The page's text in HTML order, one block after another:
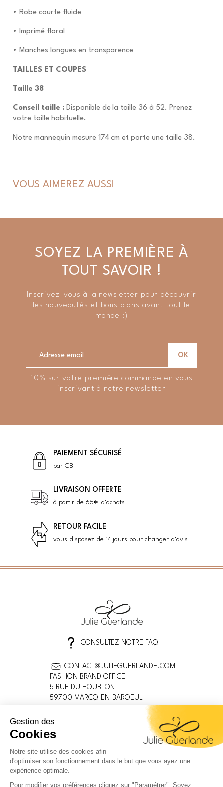
• Robe courte fluide
• Imprimé floral
• Manches longues en transparence
TAILLES ET COUPES
Taille 38
Conseil taille : Disponible de la taille 36 à 52. Prenez
votre taille habituelle.
Notre mannequin mesure 174 cm et porte une taille 38.
VOUS AIMEREZ AUSSI
SOYEZ LA PREMIÈRE À
TOUT SAVOIR !
Inscrivez-vous à la newsletter pour découvrir
les nouveautés et bons plans avant tout le
monde :)
10% sur votre première commande en vous
inscrivant à notre newsletter
PAIEMENT SÉCURISÉ
par CB
LIVRAISON OFFERTE
à partir de 65€ d’achats
RETOUR FACILE
vous disposez de 14 jours pour changer d’avis
CONDITIONS GÉNÉRALES
POLITIQUE DE CONFIDENTIALITÉ
INFORMATIONS SUR LES COOKIES
CONSULTEZ NOTRE FAQ
CONTACT@JULIEGUERLANDE.COM
FASHION BRAND OFFICE
5 RUE DU HOUBLON
59700 MARCQ-EN-BAROEUL